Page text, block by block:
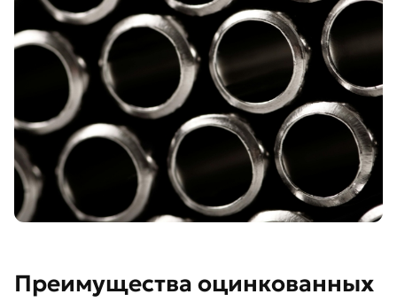
Преимущества оцинкованных